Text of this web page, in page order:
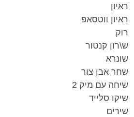
ראיון
ראיון ווטסאפ
רוק
ש\רון קנטור
שונרא
שחר אבן צור
שיחה עם מיק 2
שיקו סלייד
שירים